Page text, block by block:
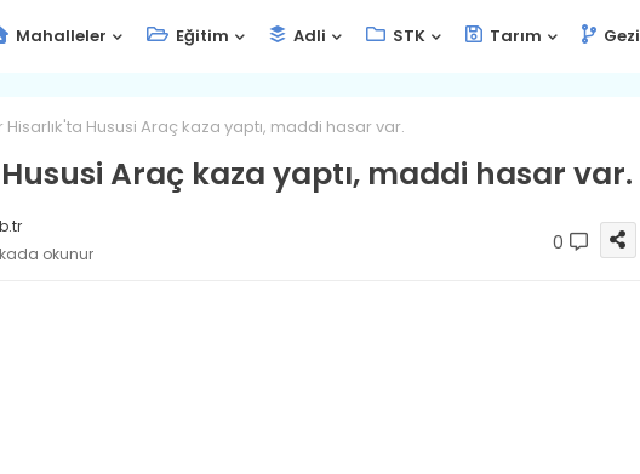
Mahalleler Eğitim Adli STK Tarım Gezi
Hisarlık'ta Hususi Araç kaza yaptı, maddi hasar var.
Hususi Araç kaza yaptı, maddi hasar var.
okunur 0